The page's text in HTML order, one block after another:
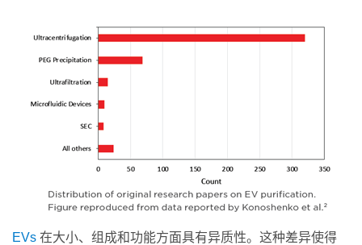
EVs 在大小、组成和功能方面具有异质性。这种差异使得